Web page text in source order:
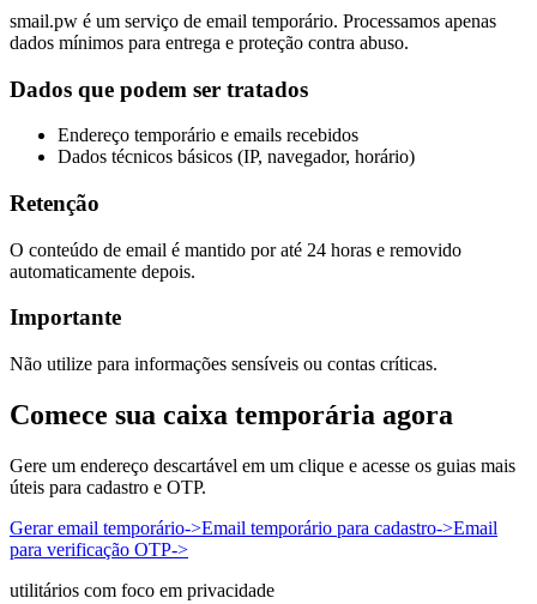
smail.pw é um serviço de email temporário. Processamos apenas
dados mínimos para entrega e proteção contra abuso.
Dados que podem ser tratados
Endereço temporário e emails recebidos
Dados técnicos básicos (IP, navegador, horário)
Retenção
O conteúdo de email é mantido por até 24 horas e removido
automaticamente depois.
Importante
Não utilize para informações sensíveis ou contas críticas.
Comece sua caixa temporária agora
Gere um endereço descartável em um clique e acesse os guias mais
úteis para cadastro e OTP.
Gerar email temporário->Email temporário para cadastro->Email
para verificação OTP->
utilitários com foco em privacidade